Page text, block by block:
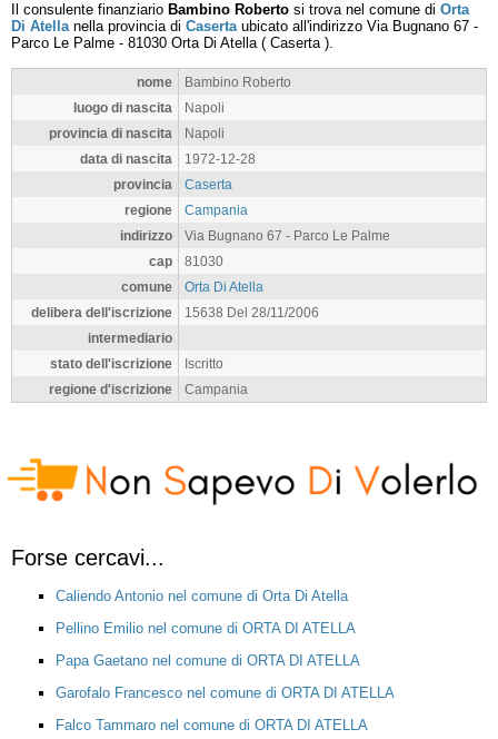
Il consulente finanziario Bambino Roberto si trova nel comune di Orta
Di Atellanella provincia di Casertaubicato all'indirizzo Via Bugnano 67 -
Parco Le Palme - 81030 Orta Di Atella( Caserta).
nome
Bambino Roberto
luogo di nascita
Napoli
provincia di nascita
Napoli
data di nascita
1972-12-28
provincia
Caserta
regione
Campania
indirizzo
Via Bugnano 67 - Parco Le Palme
cap
81030
comune
Orta Di Atella
delibera dell'iscrizione
15638 Del 28/11/2006
intermediario
stato dell'iscrizione
Iscritto
regione d'iscrizione
Campania
Forse cercavi...
Caliendo Antonio nel comune di Orta Di Atella
Pellino Emilio nel comune di ORTA DI ATELLA
Papa Gaetano nel comune di ORTA DI ATELLA
Garofalo Francesco nel comune di ORTA DI ATELLA
Falco Tammaro nel comune di ORTA DI ATELLA